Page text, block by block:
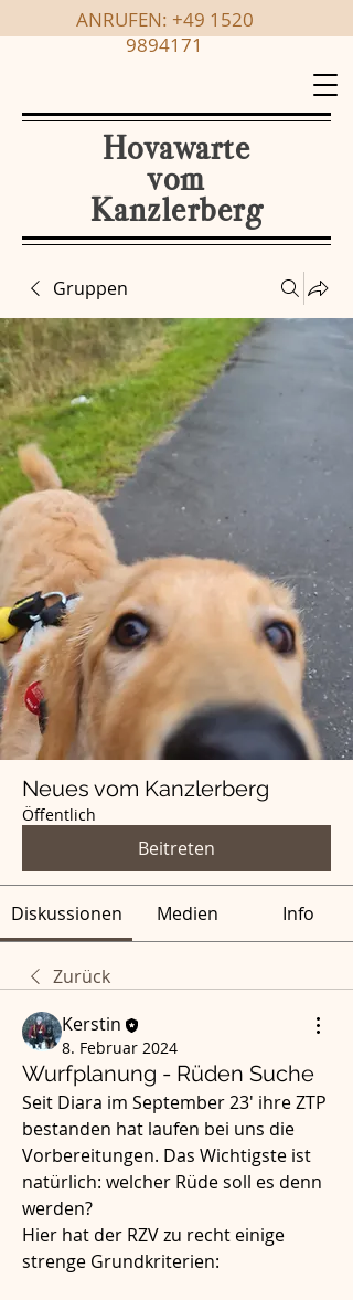
Hovawarte
vom
Kanzlerberg
ANRUFEN: +49 1520
9894171
Gruppen
Neues vom Kanzlerberg
Öffentlich
Beitreten
Diskussionen Medien Info
Zurück
Kerstin
8. Februar 2024
Wurfplanung - Rüden Suche
Seit Diara im September 23' ihre ZTP
bestanden hat laufen bei uns die
Vorbereitungen. Das Wichtigste ist
natürlich: welcher Rüde soll es denn
werden?
Hier hat der RZV zu recht einige
strenge Grundkriterien: